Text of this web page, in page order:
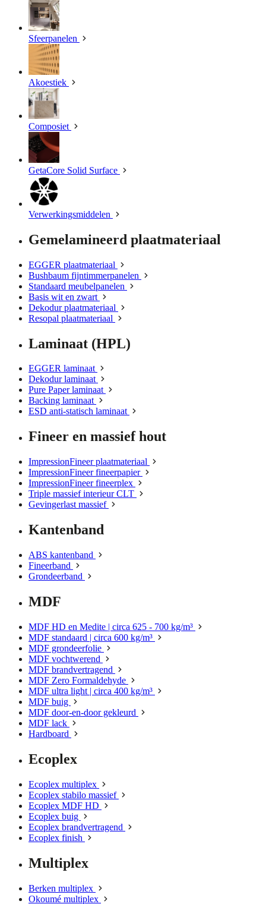
Sfeerpanelen
Akoestiek
Composiet
GetaCore Solid Surface
Verwerkingsmiddelen
Gemelamineerd plaatmateriaal
EGGER plaatmateriaal
Bushbaum fijntimmerpanelen
Standaard meubelpanelen
Basis wit en zwart
Dekodur plaatmateriaal
Resopal plaatmateriaal
Laminaat (HPL)
EGGER laminaat
Dekodur laminaat
Pure Paper laminaat
Backing laminaat
ESD anti-statisch laminaat
Fineer en massief hout
ImpressionFineer plaatmateriaal
ImpressionFineer fineerpapier
ImpressionFineer fineerplex
Triple massief interieur CLT
Gevingerlast massief
Kantenband
ABS kantenband
Fineerband
Grondeerband
MDF
MDF HD en Medite | circa 625 - 700 kg/m³
MDF standaard | circa 600 kg/m³
MDF grondeerfolie
MDF vochtwerend
MDF brandvertragend
MDF Zero Formaldehyde
MDF ultra light | circa 400 kg/m³
MDF buig
MDF door-en-door gekleurd
MDF lack
Hardboard
Ecoplex
Ecoplex multiplex
Ecoplex stabilo massief
Ecoplex MDF HD
Ecoplex buig
Ecoplex brandvertragend
Ecoplex finish
Multiplex
Berken multiplex
Okoumé multiplex